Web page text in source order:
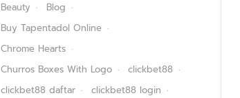
Beauty
Blog
Buy Tapentadol Online
Chrome Hearts
Churros Boxes With Logo
clickbet88
clickbet88 daftar
clickbet88 login